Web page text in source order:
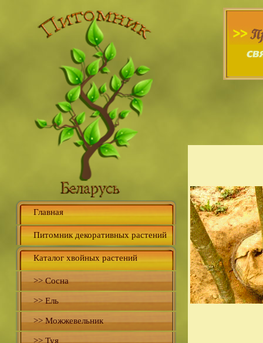
Главная
Питомник декоративных растений
Каталог хвойных растений
>> Сосна
>> Ель
>> Можжевельник
>> Туя